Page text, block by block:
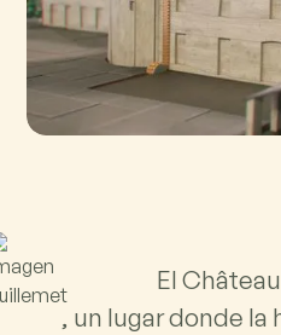
El
, un lugar donde la